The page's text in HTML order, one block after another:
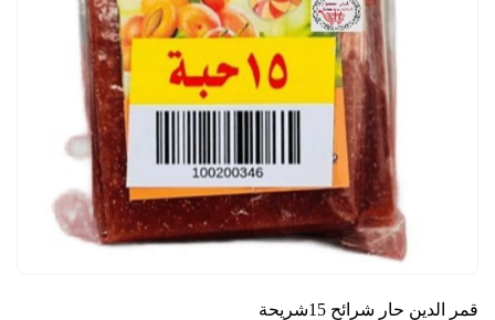
قمر الدين حار شرائح 15شريحة